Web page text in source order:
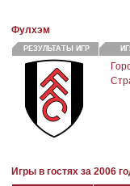
Фулхэм
РЕЗУЛЬТАТЫ ИГР
Игры в гостях за 2006